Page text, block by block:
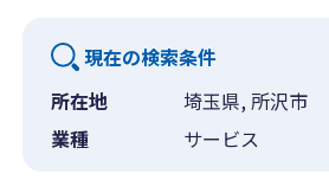
現在の検索条件
所在地
埼玉県, 所沢市
業種
サービス